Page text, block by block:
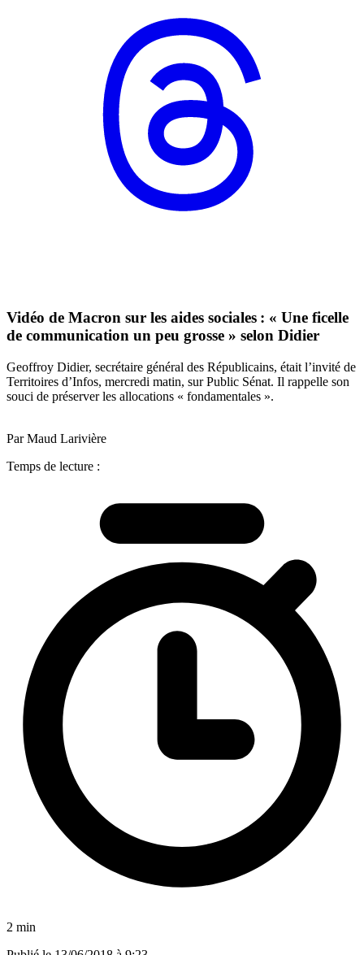
Vidéo de Macron sur les aides sociales : « Une ficelle
de communication un peu grosse » selon Didier
Geoffroy Didier, secrétaire général des Républicains, était l’invité de
Territoires d’Infos, mercredi matin, sur Public Sénat. Il rappelle son
souci de préserver les allocations « fondamentales ».
Par Maud Larivière
Temps de lecture :
2 min